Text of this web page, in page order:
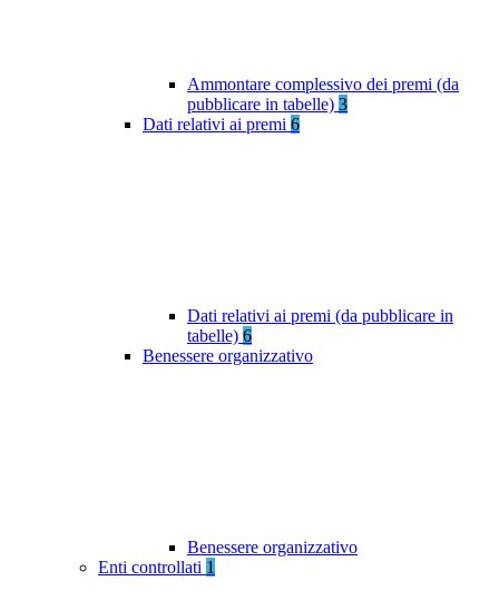
Ammontare complessivo dei premi (da
pubblicare in tabelle) 3
Dati relativi ai premi 6
Dati relativi ai premi (da pubblicare in
tabelle) 6
Benessere organizzativo
Benessere organizzativo
Enti controllati 1